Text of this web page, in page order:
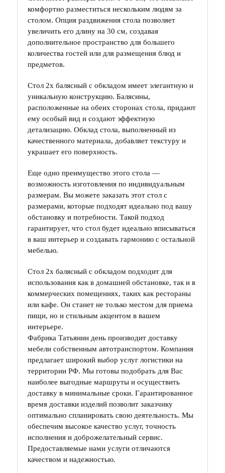
комфортно разместиться нескольким людям за
столом. Опция раздвижения стола позволяет
увеличить его длину на 30 см, создавая
дополнительное пространство для большего
количества гостей или для размещения блюд и
предметов.
Стол 2х балясный с обкладом имеет элегантную и
уникальную конструкцию. Балясины,
расположенные на обеих сторонах стола, придают
ему особый вид и создают эффектную
детализацию. Обклад стола, выполненный из
качественного материала, добавляет текстуру и
украшает его поверхность.
Еще одно преимущество этого стола —
возможность изготовления по индивидуальным
размерам. Вы можете заказать этот стол с
размерами, которые подходят идеально под вашу
обстановку и потребности. Такой подход
гарантирует, что стол будет идеально вписываться
в ваш интерьер и создавать гармонию с остальной
мебелью.
Стол 2х балясный с обкладом подходит для
использования как в домашней обстановке, так и в
коммерческих помещениях, таких как рестораны
или кафе. Он станет не только местом для приема
пищи, но и стильным акцентом в вашем
интерьере.
Фабрика Татьянин день производит доставку
мебели собственным автотранспортом. Компания
предлагает широкий выбор услуг логистики на
территории РФ. Мы готовы подобрать для Вас
наиболее выгодные маршруты и осуществить
доставку в минимальные сроки. Гарантированное
время доставки изделий позволит заказчику
оптимально спланировать свою деятельность. Мы
обеспечим высокое качество услуг, точность
исполнения и доброжелательный сервис.
Предоставляемые нами услуги отличаются
качеством и надежностью.